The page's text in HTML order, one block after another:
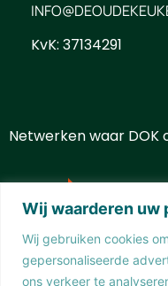
Wij waarderen uw
Wij gebruiken cookies
gepersonaliseerde
ons verkeer te
KvK: 37134291
Netwerken waar DOK